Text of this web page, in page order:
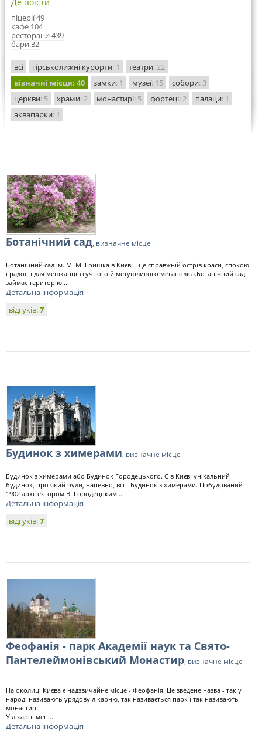
Де поїсти
піцерії 49
кафе 104
ресторани 439
бари 32
всі гірськолижні курорти: 1 театри: 22
візначні місця: 40 замки: 1 музеї: 15 собори: 3
церкви: 5 храми: 2 монастирі: 5 фортеці: 2 палаци: 1
аквапарки: 1
Ботанічний сад, визначне місце
Ботанічний сад ім. М. М. Гришка в Києві - це справжній острів краси, спокою
і радості для мешканців гучного й метушливого мегаполіса.Ботанічний сад
займає територію...
Детальна інформація
відгуків:7
Будинок з химерами, визначне місце
Будинок з химерами або Будинок Городецького. Є в Києві унікальний
будинок, про який чули, напевно, всі - Будинок з химерами. Побудований
1902 архітектором В. Городецьким...
Детальна інформація
відгуків:7
Феофанія - парк Академії наук та Свято-
Пантелеймонівський Монастир, визначне місце
На околиці Києва є надзвичайне місце - Феофанія. Це зведене назва - так у
народі називають урядову лікарню, так називається парк і так називають
монастир.
У лікарні мені...
Детальна інформація